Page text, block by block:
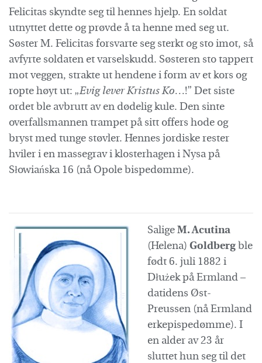
Felicitas skyndte seg til hennes hjelp. En soldat
utnyttet dette og prøvde å ta henne med seg ut.
Søster M. Felicitas forsvarte seg sterkt og sto imot, så
avfyrte soldaten et varselskudd. Søsteren sto tappert
mot veggen, strakte ut hendene i form av et kors og
ropte høyt ut: „Evig lever Kristus Ko…!” Det siste
ordet ble avbrutt av en dødelig kule. Den sinte
overfallsmannen trampet på sitt offers hode og
bryst med tunge støvler. Hennes jordiske rester
hviler i en massegrav i klosterhagen i Nysa på
Słowiańska 16 (nå Opole bispedømme).
Salige M. Acutina
(Helena) Goldberg ble
født 6. juli 1882 i
Dłużek på Ermland –
datidens Øst-
Preussen (nå Ermland
erkepispedømme). I
en alder av 23 år
sluttet hun seg til det